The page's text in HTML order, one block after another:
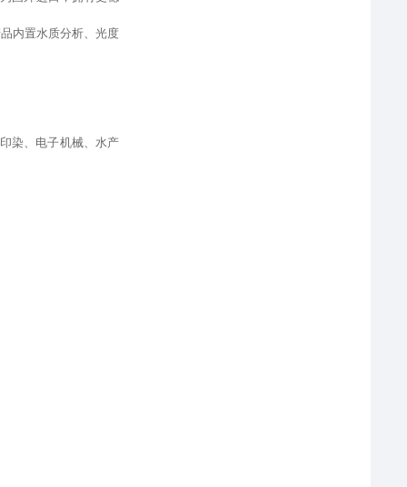
内置水质分析、光度
染、电子机械、水产